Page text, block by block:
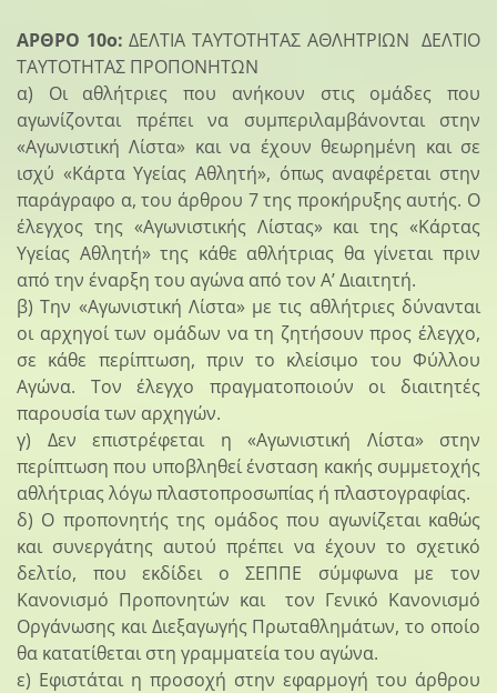
ΑΡΘΡΟ 10ο: ΔΕΛΤΙΑ ΤΑΥΤΟΤΗΤΑΣ ΑΘΛΗΤΡΙΩΝ ΔΕΛΤΙΟ
ΤΑΥΤΟΤΗΤΑΣ ΠΡΟΠΟΝΗΤΩΝ
α) Οι αθλήτριες που ανήκουν στις ομάδες που
αγωνίζονται πρέπει να συμπεριλαμβάνονται στην
«Αγωνιστική Λίστα» και να έχουν θεωρημένη και σε
ισχύ «Κάρτα Υγείας Αθλητή», όπως αναφέρεται στην
παράγραφο α, του άρθρου 7 της προκήρυξης αυτής. Ο
έλεγχος της «Αγωνιστικής Λίστας» και της «Κάρτας
Υγείας Αθλητή» της κάθε αθλήτριας θα γίνεται πριν
από την έναρξη του αγώνα από τον Α’ Διαιτητή.
β) Την «Αγωνιστική Λίστα» με τις αθλήτριες δύνανται
οι αρχηγοί των ομάδων να τη ζητήσουν προς έλεγχο,
σε κάθε περίπτωση, πριν το κλείσιμο του Φύλλου
Αγώνα. Τον έλεγχο πραγματοποιούν οι διαιτητές
παρουσία των αρχηγών.
γ) Δεν επιστρέφεται η «Αγωνιστική Λίστα» στην
περίπτωση που υποβληθεί ένσταση κακής συμμετοχής
αθλήτριας λόγω πλαστοπροσωπίας ή πλαστογραφίας.
δ) Ο προπονητής της ομάδος που αγωνίζεται καθώς
και συνεργάτης αυτού πρέπει να έχουν το σχετικό
δελτίο, που εκδίδει ο ΣΕΠΠΕ σύμφωνα με τον
Κανονισμό Προπονητών και τον Γενικό Κανονισμό
Οργάνωσης και Διεξαγωγής Πρωταθλημάτων, το οποίο
θα κατατίθεται στη γραμματεία του αγώνα.
ε) Εφιστάται η προσοχή στην εφαρμογή του άρθρου